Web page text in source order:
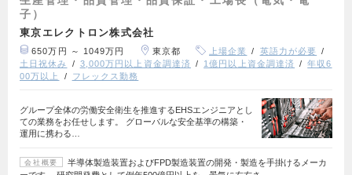
子）
東京エレクトロン株式会社
650万円 ～ 1049万円 東京都 上場企業
英語力が必要
土日祝休み
3,000万円以上資金調達済 1億円以上資金調達済
年収6
00万以上
フレックス勤務
グループ全体の労働安全衛生を推進するEHSエンジニアとし
ての業務をお任せします。 グローバルな安全基準の構築・
運用に携わる…
会社概要
半導体製造装置およびFPD製造装置の開発・製造を手掛けるメーカ